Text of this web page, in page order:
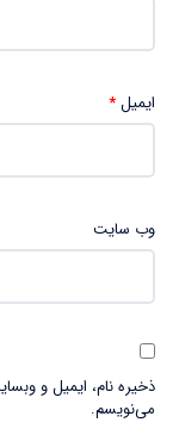
ایمیل*
وب‌ سایت
ذخیره نام، ایمیل و
می‌نویسم.